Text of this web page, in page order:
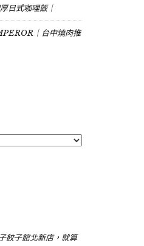
日式咖哩飯｜
｜台中燒肉推
餃子館北新店，就算